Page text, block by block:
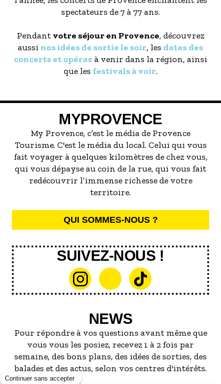
spectateurs de 7 à 77 ans.
Pendant votre séjour en Provence, découvrez
aussi nos idées de sortie le soir, les dates des
concerts et opérasà venir dans la région, ainsi
que les festivals à voir.
MYPROVENCE
My Provence, c’est le média de Provence
Tourisme. C'est le média du local. Celui qui vous
fait voyager à quelques kilomètres de chez vous,
qui vous dépayse au coin de la rue, qui vous fait
redécouvrir l’immense richesse de votre
territoire.
QUI SOMMES-NOUS ?
SUIVEZ-NOUS !
NEWS
Pour répondre à vos questions avant même que
vous vous les posiez, recevez 1 à 2 fois par
semaine, des bons plans, des idées de sorties, des
balades et des actus, selon vos centres d'intérêts.